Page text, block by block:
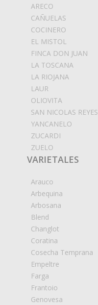
ARECO
CAÑUELAS
COCINERO
EL MISTOL
FINCA DON JUAN
LA TOSCANA
LA RIOJANA
LAUR
OLIOVITA
SAN NICOLAS REYES
YANCANELO
ZUCARDI
ZUELO
VARIETALES
Arauco
Arbequina
Arbosana
Blend
Changlot
Coratina
Cosecha Temprana
Empeltre
Farga
Frantoio
Genovesa